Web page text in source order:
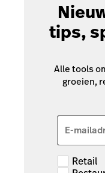
tips,
Alle tools
groeien,
E-
Retail